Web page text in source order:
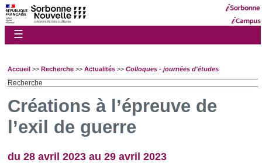
☰
Accueil >> Recherche >> Actualités >> Colloques - journées d'études
Recherche
Créations à l’épreuve de
l’exil de guerre
du 28 avril 2023 au 29 avril 2023